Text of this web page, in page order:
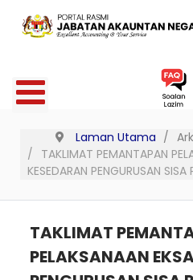
Laman Utama
TAKLIMAT PEMANTAPAN
KESEDARAN PENGURUSAN SISA
TAKLIMAT
PELAKSANAAN